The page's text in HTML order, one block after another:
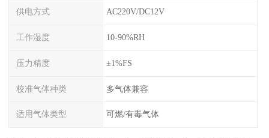
供电方式 AC220V/DC12V
工作湿度 10-90%RH
压力精度 ±1%FS
校准气体种类 多气体兼容
适用气体类型 可燃/有毒气体